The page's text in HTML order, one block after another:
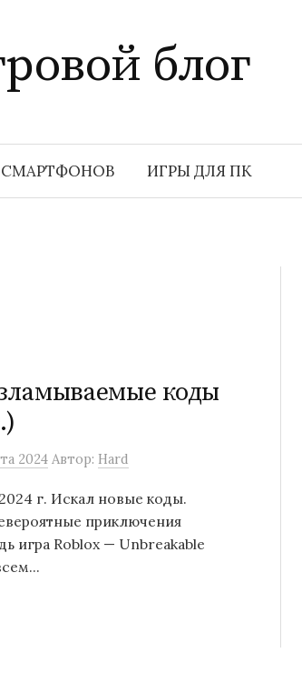
блог
СМАРТФОНОВ ИГРЫ ДЛЯ ПК
коды
2024 Автор: Hard
г. Искал новые коды.
приключения
игра Roblox — Unbreakable